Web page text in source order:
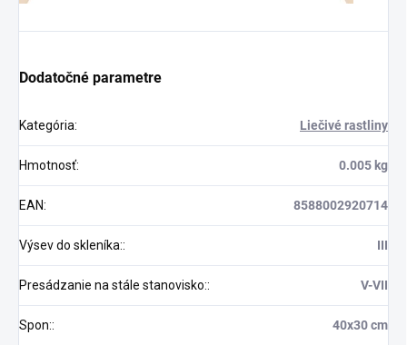
Dodatočné parametre
Kategória: Liečivé rastliny
Hmotnosť: 0.005 kg
EAN: 8588002920714
Výsev do skleníka:: III
Presádzanie na stále stanovisko:: V-VII
Spon:: 40x30 cm